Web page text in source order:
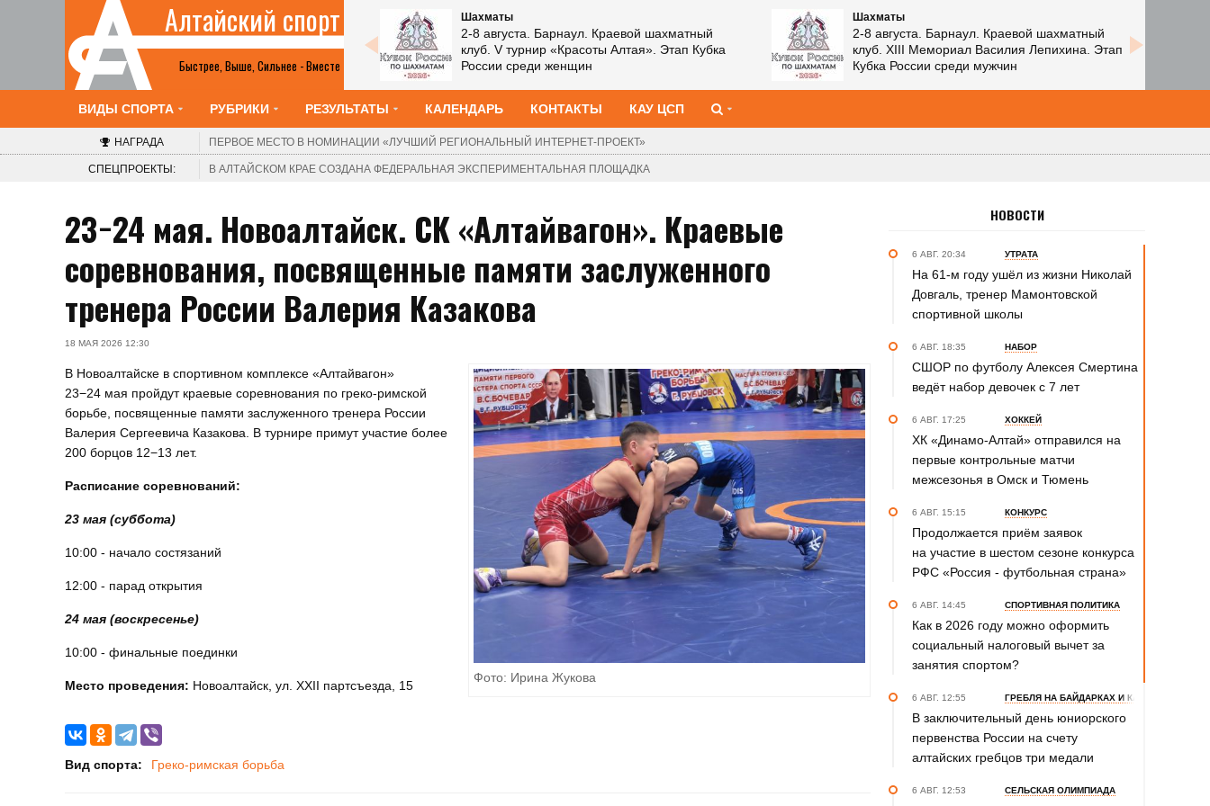
Быстрее, Выше, Сильнее - Вместе
Алтайский спорт
Все анонсы
Шахматы
2-8 августа. Барнаул. Краевой шахматный
клуб. V турнир «Красоты Алтая». Этап Кубка
России среди женщин
Шахматы
2-8 августа. Барнаул. Краевой шахматный
клуб. XIII Мемориал Василия Лепихина. Этап
Кубка России среди мужчин
ВИДЫ СПОРТА РУБРИКИ РЕЗУЛЬТАТЫ КАЛЕНДАРЬ КОНТАКТЫ КАУ ЦСП
НАГРАДА ПЕРВОЕ МЕСТО В НОМИНАЦИИ «ЛУЧШИЙ РЕГИОНАЛЬНЫЙ ИНТЕРНЕТ-ПРОЕКТ»
СПЕЦПРОЕКТЫ: В АЛТАЙСКОМ КРАЕ СОЗДАНА ФЕДЕРАЛЬНАЯ ЭКСПЕРИМЕНТАЛЬНАЯ ПЛОЩАДКА
23−24 мая. Новоалтайск. СК «Алтайвагон». Краевые
соревнования, посвященные памяти заслуженного
тренера России Валерия Казакова
18 МАЯ 2026 12:30
Фото: Ирина Жукова
В Новоалтайске в спортивном комплексе «Алтайвагон»
23−24 мая пройдут краевые соревнования по греко-римской
борьбе, посвященные памяти заслуженного тренера России
Валерия Сергеевича Казакова. В турнире примут участие более
200 борцов 12−13 лет.
Расписание соревнований:
23 мая (суббота)
10:00 - начало состязаний
12:00 - парад открытия
24 мая (воскресенье)
10:00 - финальные поединки
Место проведения: Новоалтайск, ул. XXII партсъезда, 15
Вид спорта: Греко-римская борьба
НОВОСТИ
6 АВГ. 20:34 УТРАТА
На 61-м году ушёл из жизни Николай
Довгаль, тренер Мамонтовской
спортивной школы
6 АВГ. 18:35 НАБОР
СШОР по футболу Алексея Смертина
ведёт набор девочек с 7 лет
6 АВГ. 17:25 ХОККЕЙ
ХК «Динамо-Алтай» отправился на
первые контрольные матчи
межсезонья в Омск и Тюмень
6 АВГ. 15:15 КОНКУРС
Продолжается приём заявок
на участие в шестом сезоне конкурса
РФС «Россия - футбольная страна»
6 АВГ. 14:45 СПОРТИВНАЯ ПОЛИТИКА
Как в 2026 году можно оформить
социальный налоговый вычет за
занятия спортом?
6 АВГ. 12:55 ГРЕБЛЯ НА БАЙДАРКАХ И КАНОЭ
В заключительный день юниорского
первенства России на счету
алтайских гребцов три медали
6 АВГ. 12:53 СЕЛЬСКАЯ ОЛИМПИАДА